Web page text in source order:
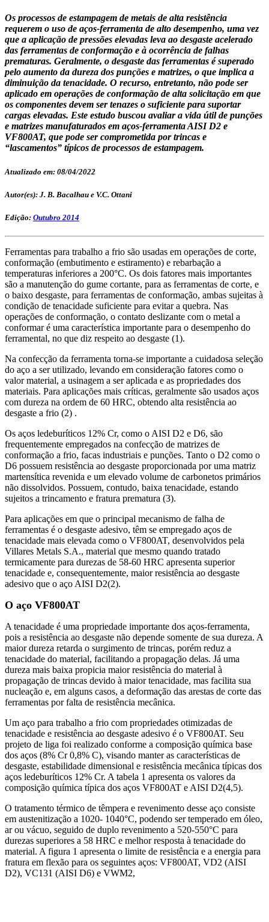
Os processos de estampagem de metais de alta resistência
requerem o uso de aços-ferramenta de alto desempenho, uma vez
que a aplicação de pressões elevadas leva ao desgaste acelerado
das ferramentas de conformação e à ocorrência de falhas
prematuras. Geralmente, o desgaste das ferramentas é superado
pelo aumento da dureza dos punções e matrizes, o que implica a
diminuição da tenacidade. O recurso, entretanto, não pode ser
aplicado em operações de conformação de alta solicitação em que
os componentes devem ser tenazes o suficiente para suportar
cargas elevadas. Este estudo buscou avaliar a vida útil de punções
e matrizes manufaturados em aços-ferramenta AISI D2 e
VF800AT, que pode ser comprometida por trincas e
“lascamentos” típicos de processos de estampagem.
Atualizado em: 08/04/2022
Autor(es): J. B. Bacalhau e V.C. Ottani
Edição: Outubro 2014
Ferramentas para trabalho a frio são usadas em operações de corte,
conformação (embutimento e estiramento) e rebarbação a
temperaturas inferiores a 200°C. Os dois fatores mais importantes
são a manutenção do gume cortante, para as ferramentas de corte, e
o baixo desgaste, para ferramentas de conformação, ambas sujeitas à
condição de tenacidade suficiente para evitar a quebra. Nas
operações de conformação, o contato deslizante com o metal a
conformar é uma característica importante para o desempenho do
ferramental, no que diz respeito ao desgaste (1).
Na confecção da ferramenta torna-se importante a cuidadosa seleção
do aço a ser utilizado, levando em consideração fatores como o
valor material, a usinagem a ser aplicada e as propriedades dos
materiais. Para aplicações mais críticas, geralmente são usados aços
com dureza na ordem de 60 HRC, obtendo alta resistência ao
desgaste a frio (2) .
Os aços ledeburíticos 12% Cr, como o AISI D2 e D6, são
frequentemente empregados na confecção de matrizes de
conformação a frio, facas industriais e punções. Tanto o D2 como o
D6 possuem resistência ao desgaste proporcionada por uma matriz
martensítica revenida e um elevado volume de carbonetos primários
não dissolvidos. Possuem, contudo, baixa tenacidade, estando
sujeitos a trincamento e fratura prematura (3).
Para aplicações em que o principal mecanismo de falha de
ferramentas é o desgaste adesivo, têm se empregado aços de
tenacidade mais elevada como o VF800AT, desenvolvidos pela
Villares Metals S.A., material que mesmo quando tratado
termicamente para durezas de 58-60 HRC apresenta superior
tenacidade e, consequentemente, maior resistência ao desgaste
adesivo que o aço AISI D2(2).
O aço VF800AT
A tenacidade é uma propriedade importante dos aços-ferramenta,
pois a resistência ao desgaste não depende somente de sua dureza. A
maior dureza retarda o surgimento de trincas, porém reduz a
tenacidade do material, facilitando a propagação delas. Já uma
dureza mais baixa propicia maior resistência do material à
propagação de trincas devido à maior tenacidade, mas facilita sua
nucleação e, em alguns casos, a deformação das arestas de corte das
ferramentas por falta de resistência mecânica.
Um aço para trabalho a frio com propriedades otimizadas de
tenacidade e resistência ao desgaste adesivo é o VF800AT. Seu
projeto de liga foi realizado conforme a composição química base
dos aços (8% Cr 0,8% C), visando manter as características de
desgaste, estabilidade dimensional e resistência mecânica típicas dos
aços ledeburíticos 12% Cr. A tabela 1 apresenta os valores da
composição química típica dos aços VF800AT e AISI D2(4,5).
O tratamento térmico de têmpera e revenimento desse aço consiste
em austenitização a 1020- 1040°C, podendo ser temperado em óleo,
ar ou vácuo, seguido de duplo revenimento a 520-550°C para
durezas superiores a 58 HRC e melhor resposta à tenacidade do
material. A figura 1 apresenta o limite de resistência e a energia para
fratura em flexão para os seguintes aços: VF800AT, VD2 (AISI
D2), VC131 (AISI D6) e VWM2,